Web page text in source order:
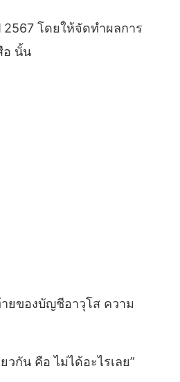
โดยให้จัดทำผลการ
อ นั้น
ยของบัญชีอาวุโส ความ
กัน คือ ไม่ได้อะไรเลย”